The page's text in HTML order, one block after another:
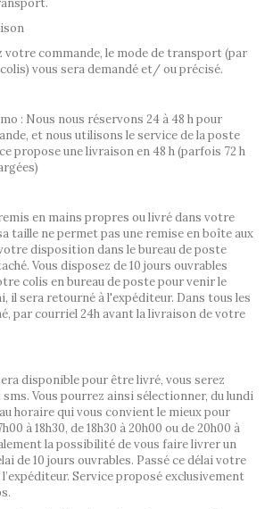
votre commande, le mode de transport (par
vous sera demandé et/ ou précisé.
: Nous nous réservons 24 à 48 h pour
et nous utilisons le service de la poste
propose une livraison en 48 h (parfois 72 h
en mains propres ou livré dans votre
taille ne permet pas une remise en boîte aux
disposition dans le bureau de poste
Vous disposez de 10 jours ouvrables
colis en bureau de poste pour venir le
il sera retourné à l'expéditeur. Dans tous les
par courriel 24h avant la livraison de votre
disponible pour être livré, vous serez
Vous pourrez ainsi sélectionner, du lundi
horaire qui vous convient le mieux pour
à 18h30, de 18h30 à 20h00 ou de 20h00 à
la possibilité de vous faire livrer un
de 10 jours ouvrables. Passé ce délai votre
Service proposé exclusivement